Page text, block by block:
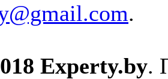
.
Experty.by.